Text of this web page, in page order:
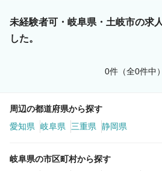
雇用形態
詳細条件
未経験者可
未経験者可・岐阜県・土岐市の求
した。
0件（全0件中）
周辺の都道府県から探す
愛知県 岐阜県 三重県 静岡県
岐阜県の市区町村から探す